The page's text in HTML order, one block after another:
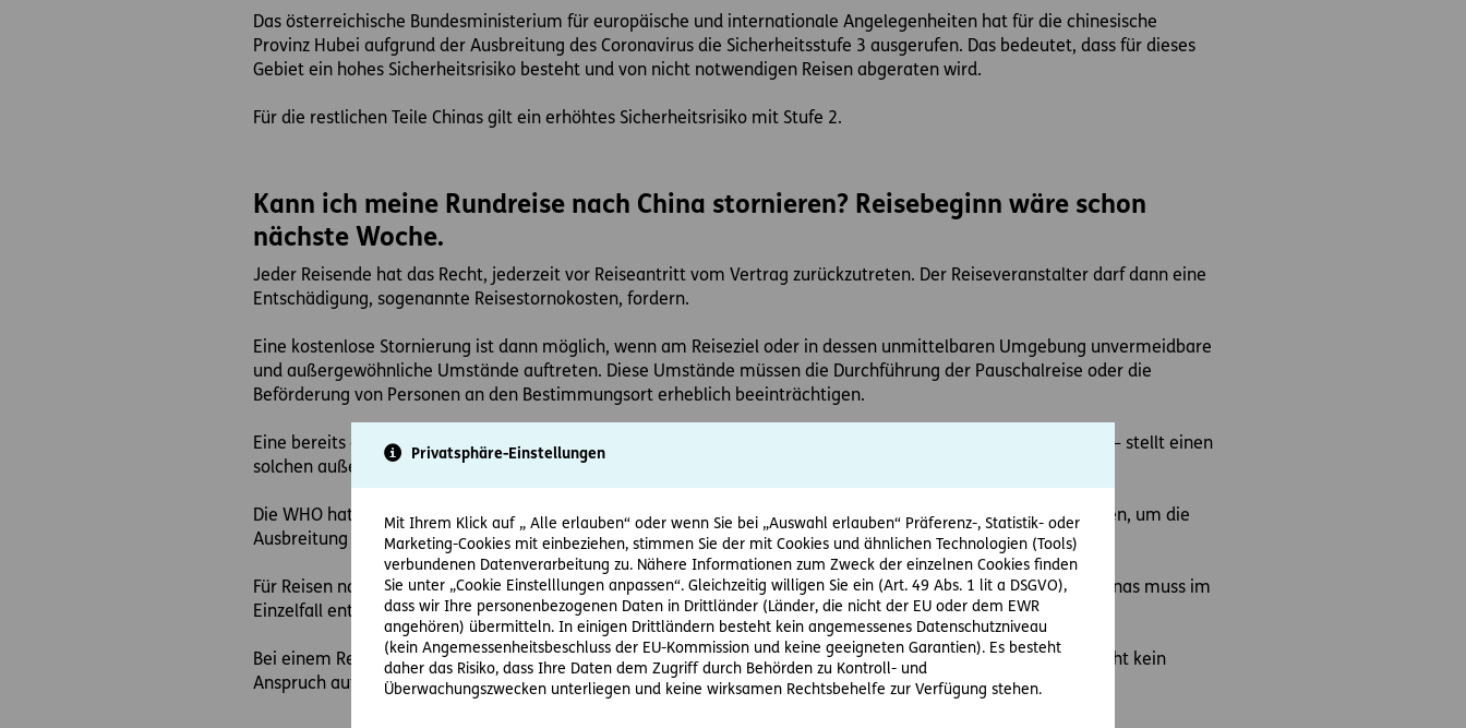
Privatsphäre-Einstellungen
Mit Ihrem Klick auf „ Alle erlauben“ oder wenn Sie bei „Auswahl erlauben“ Präferenz-, Statistik- oder
Marketing-Cookies mit einbeziehen, stimmen Sie der mit Cookies und ähnlichen Technologien (Tools)
verbundenen Datenverarbeitung zu. Nähere Informationen zum Zweck der einzelnen Cookies finden
Sie unter „Cookie Einstelllungen anpassen“. Gleichzeitig willigen Sie ein (Art. 49 Abs. 1 lit a DSGVO),
dass wir Ihre personenbezogenen Daten in Drittländer (Länder, die nicht der EU oder dem EWR
angehören) übermitteln. In einigen Drittländern besteht kein angemessenes Datenschutzniveau
(kein Angemessenheitsbeschluss der EU-Kommission und keine geeigneten Garantien). Es besteht
daher das Risiko, dass Ihre Daten dem Zugriff durch Behörden zu Kontroll- und
Überwachungszwecken unterliegen und keine wirksamen Rechtsbehelfe zur Verfügung stehen.
Das österreichische Bundesministerium für europäische und internationale Angelegenheiten hat für die chinesische
Provinz Hubei aufgrund der Ausbreitung des Coronavirus die Sicherheitsstufe 3 ausgerufen. Das bedeutet, dass für dieses
Gebiet ein hohes Sicherheitsrisiko besteht und von nicht notwendigen Reisen abgeraten wird.
Für die restlichen Teile Chinas gilt ein erhöhtes Sicherheitsrisiko mit Stufe 2.
Kann ich meine Rundreise nach China stornieren? Reisebeginn wäre schon
nächste Woche.
Jeder Reisende hat das Recht, jederzeit vor Reiseantritt vom Vertrag zurückzutreten. Der Reiseveranstalter darf dann eine
Entschädigung, sogenannte Reisestornokosten, fordern.
Eine kostenlose Stornierung ist dann möglich, wenn am Reiseziel oder in dessen unmittelbaren Umgebung unvermeidbare
und außergewöhnliche Umstände auftreten. Diese Umstände müssen die Durchführung der Pauschalreise oder die
Beförderung von Personen an den Bestimmungsort erheblich beeinträchtigen.
Eine bereits ausgebrochene schwere Krankheit mit hohem Gefährdungsniveau – so wie es das Coronavirus ist – stellt einen
solchen außergewöhnlichen Umstand dar.
Die WHO hat in der Zwischenzeit einen internationalen Notstand ausgerufen und Empfehlungen ausgesprochen, um die
Ausbreitung des Virus über die Grenzen Chinas hinaus einzudämmen.
Für Reisen nach Hubei und dessen Hauptstadt Wuhan ist der kostenlose Rücktritt möglich. Für andere Teile Chinas muss im
Einzelfall entschieden werden, ob außergewöhnliche Umstände vorliegen.
Bei einem Reisestorno sind den Reisenden alle bereits geleisteten Zahlungen zurückzuerstatten. Jedoch besteht kein
Anspruch auf Erstattung der entgangenen Urlaubsfreuden.